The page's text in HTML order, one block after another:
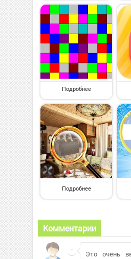
Подробнее
Подробнее
Комментарии
Это очень